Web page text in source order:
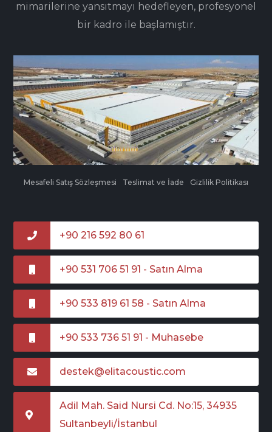
mimarilerine yansıtmayı hedefleyen, profesyonel
bir kadro ile başlamıştır.
Mesafeli Satış Sözleşmesi Teslimat ve İade Gizlilik Politikası
+90 216 592 80 61
+90 531 706 51 91 - Satın Alma
+90 533 819 61 58 - Satın Alma
+90 533 736 51 91 - Muhasebe
destek@elitacoustic.com
Adil Mah. Said Nursi Cd. No:15, 34935
Sultanbeyli/İstanbul